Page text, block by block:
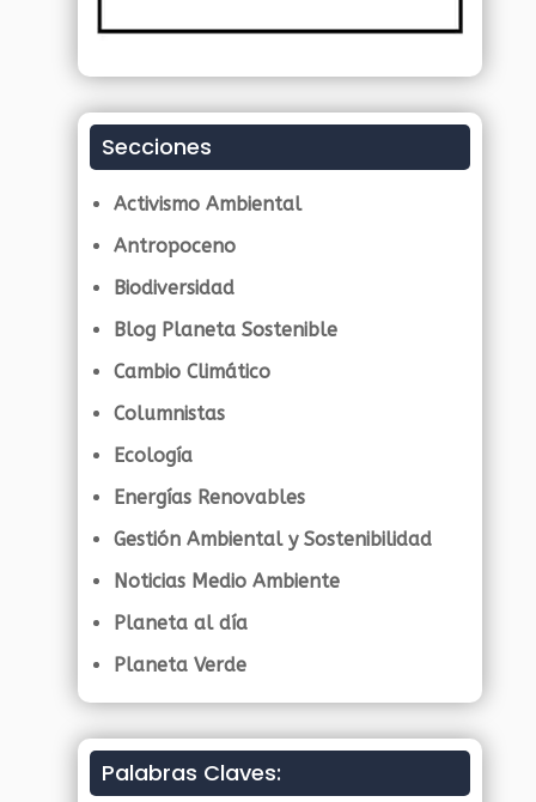
Secciones
Activismo Ambiental
Antropoceno
Biodiversidad
Blog Planeta Sostenible
Cambio Climático
Columnistas
Ecología
Energías Renovables
Gestión Ambiental y Sostenibilidad
Noticias Medio Ambiente
Planeta al día
Planeta Verde
Palabras Claves: